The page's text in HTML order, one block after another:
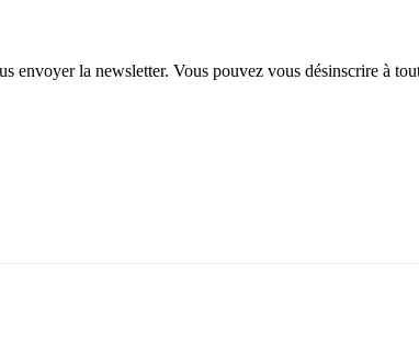
envoyer la newsletter. Vous pouvez vous désinscrire à